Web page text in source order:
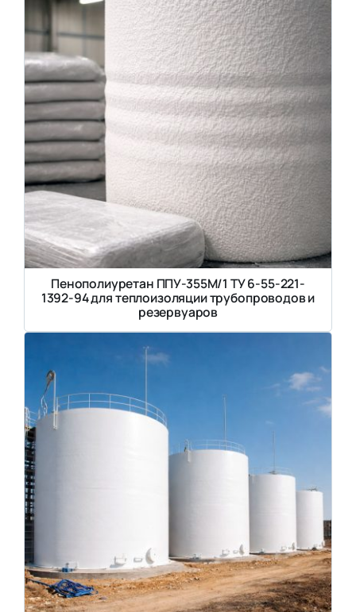
Пенополиуретан ППУ-355М/1 ТУ 6-55-221-
1392-94 для теплоизоляции трубопроводов и
резервуаров